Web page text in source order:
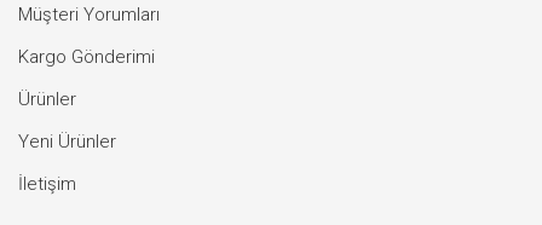
Müşteri Yorumları
Kargo Gönderimi
Ürünler
Yeni Ürünler
İletişim